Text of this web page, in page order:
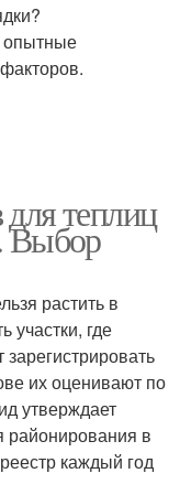
опытные
теплиц
Выбор
растить в
участки, где
их оценивают по
утверждает
районирования в
каждый год